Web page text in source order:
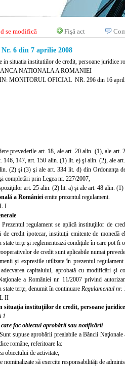
se modifică Fişă act
6 din 7 aprilie 2008
situatia institutiilor de credit, persoane juridice
NATIONALA A ROMANIEI
MONITORUL OFICIAL NR. 296 din 16
prevederile art. 18, ale art. 20 alin. (1), ale art.
146, 147, art. 150 alin. (1) lit. e) şi alin. (2), ale
(2) şi (3) şi ale art. 334 lit. d) din Ordonanţa
completări prin Legea nr. 227/2007,
art. 25 alin. (2) lit. a) şi ale art. 48 alin.
a României emite prezentul regulament.
I
regulament se aplică instituţiilor de
de credit ipotecar, instituţii emitente de monedă
terţe şi reglementează condiţiile în care pot
de credit sunt aplicabile numai
şi expresiile utilizate în prezentul
capitalului, aprobată cu modificări şi
a României nr. 11/2007 privind
terţe, denumit în continuare Regulamentul nr.
II
situaţia instituţiilor de credit, persoane
1
fac obiectul aprobării sau notificării
supuse aprobării prealabile a Băncii
române, referitoare la:
obiectului de activitate;
nominalizate să exercite responsabilităţi de